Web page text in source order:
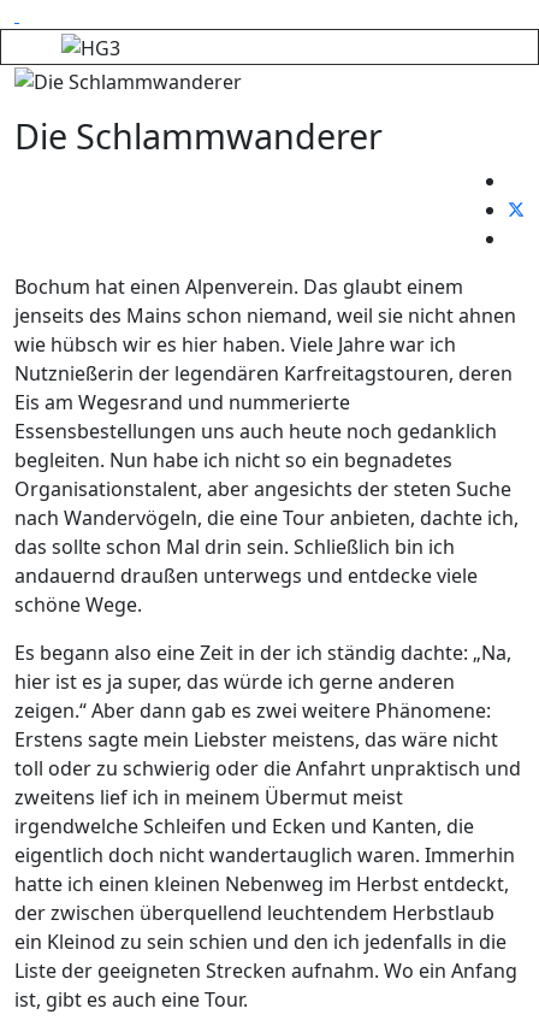
Die Schlammwanderer
Bochum hat einen Alpenverein. Das glaubt einem
jenseits des Mains schon niemand, weil sie nicht ahnen
wie hübsch wir es hier haben. Viele Jahre war ich
Nutznießerin der legendären Karfreitagstouren, deren
Eis am Wegesrand und nummerierte
Essensbestellungen uns auch heute noch gedanklich
begleiten. Nun habe ich nicht so ein begnadetes
Organisationstalent, aber angesichts der steten Suche
nach Wandervögeln, die eine Tour anbieten, dachte ich,
das sollte schon Mal drin sein. Schließlich bin ich
andauernd draußen unterwegs und entdecke viele
schöne Wege.
Es begann also eine Zeit in der ich ständig dachte: „Na,
hier ist es ja super, das würde ich gerne anderen
zeigen.“ Aber dann gab es zwei weitere Phänomene:
Erstens sagte mein Liebster meistens, das wäre nicht
toll oder zu schwierig oder die Anfahrt unpraktisch und
zweitens lief ich in meinem Übermut meist
irgendwelche Schleifen und Ecken und Kanten, die
eigentlich doch nicht wandertauglich waren. Immerhin
hatte ich einen kleinen Nebenweg im Herbst entdeckt,
der zwischen überquellend leuchtendem Herbstlaub
ein Kleinod zu sein schien und den ich jedenfalls in die
Liste der geeigneten Strecken aufnahm. Wo ein Anfang
ist, gibt es auch eine Tour.